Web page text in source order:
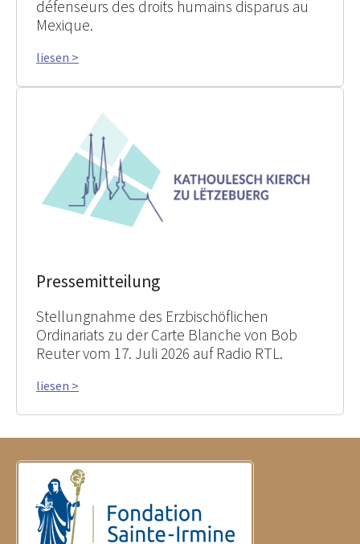
défenseurs des droits humains disparus au
Mexique.
liesen >
Pressemitteilung
Stellungnahme des Erzbischöflichen
Ordinariats zu der Carte Blanche von Bob
Reuter vom 17. Juli 2026 auf Radio RTL.
liesen >